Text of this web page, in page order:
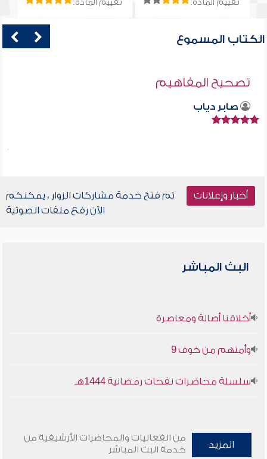
تقييم المادة: تقييم المادة:
الكتاب المسموع
تصحيح المفاهيم
صابر دياب
أخبار وإعلانات
تم فتح خدمة مشاركات الزوار ، يمكنكم
الآن رفع ملفات الصوتية
البث المباشر
أخلاقنا أصالة ومعاصرة
وأمنهم من خوف 9
سلسلة محاضرات نفحات رمضانية 1444هـ
المزيد
من الفعاليات والمحاضرات الأرشيفية من
خدمة البث المباشر